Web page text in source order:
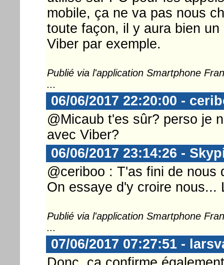
mobile, ça ne va pas nous
toute façon, il y aura bien
Viber par exemple.
Publié via l'application Smartphone
...
06/06/2017 22:20:00 -
@Micaub t'es sûr? perso je
avec Viber?
06/06/2017 23:14:26 -
@ceriboo : T'as fini de nous
On essaye d'y croire nous...
Publié via l'application Smartphone
...
07/06/2017 07:27:51 -